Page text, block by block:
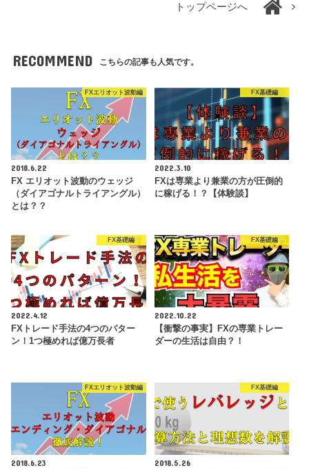
トップページへ
RECOMMEND こちらの記事も人気です。
FXエリオット波動編
2018.6.22
FX エリオット波動のウェッジ
（ダイアゴナルトライアングル）
とは？？
FX基礎編
2022.3.10
FXは専業より兼業の方が圧倒的
に稼げる！？【体験談】
FX基礎編
2022.4.12
FXトレード手法の4つのパター
ン！1つ極めれば億万長者
FX基礎編
2022.10.22
【衝撃の事実】FXの専業トレー
ダーの生活は自由？！
FXエリオット波動編
2018.6.23
FX基礎編
2018.5.26